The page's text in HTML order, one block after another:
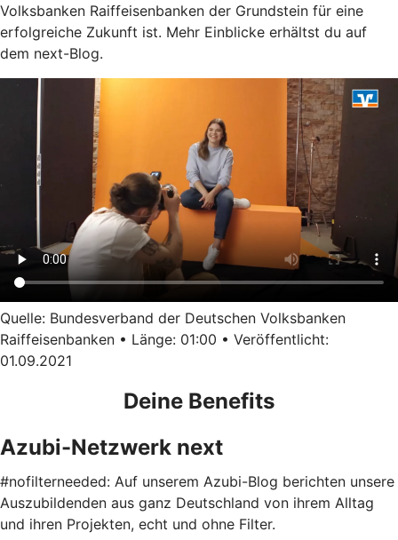
Volksbanken Raiffeisenbanken der Grundstein für eine
erfolgreiche Zukunft ist. Mehr Einblicke erhältst du auf
dem next-Blog.
Quelle: Bundesverband der Deutschen Volksbanken
Raiffeisenbanken • Länge: 01:00 • Veröffentlicht:
01.09.2021
Deine Benefits
Azubi-Netzwerk next
#nofilterneeded: Auf unserem Azubi-Blog berichten unsere
Auszubildenden aus ganz Deutschland von ihrem Alltag
und ihren Projekten, echt und ohne Filter.